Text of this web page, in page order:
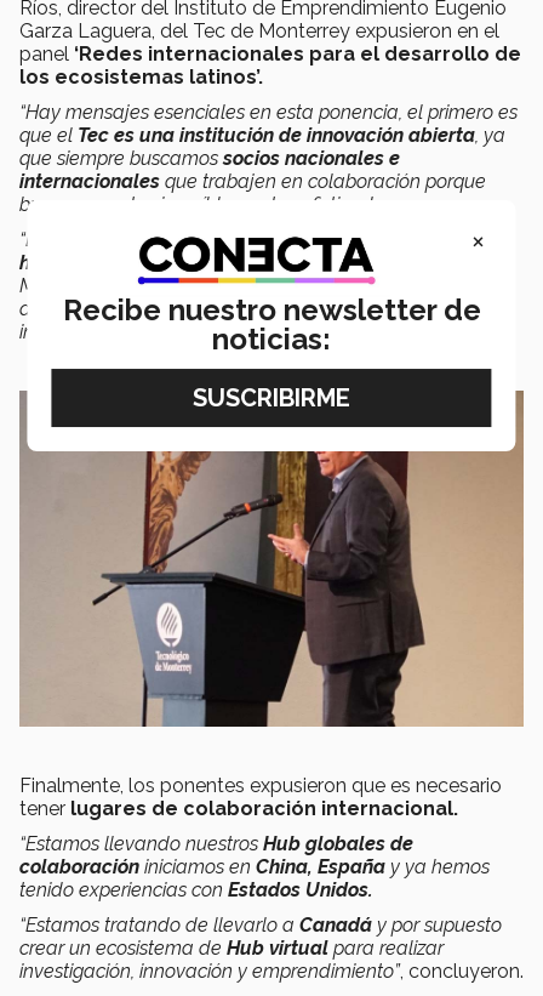
Ríos, director del Instituto de Emprendimiento Eugenio
Garza Laguera, del Tec de Monterrey expusieron en el
panel ‘Redes internacionales para el desarrollo de
los ecosistemas latinos’.
“Hay mensajes esenciales en esta ponencia, el primero es
que el Tec es una institución de innovación abierta , ya
que siempre buscamossocios nacionales e
internacionales que trabajen en colaboración porque
buscamos retos increíblemente sofisticados.
“El segundo es que estamosbuscando una estrategia
hacia retos
, los cuales son un modelo del Tec de
Monterrey tanto en el aprendizaje con elModelo Tec21
desde el punto de investigación, emprendimiento e
innovación con un modelo pull”,puntualizó Arturo.
Finalmente, los ponentes expusieron que es necesario
tener lugares de colaboración internacional.
“Estamos llevando nuestros Hub globales de
colaboración iniciamos en China, España y ya hemos
tenido experiencias con Estados Unidos.
“Estamos tratando de llevarlo a Canadá y por supuesto
crear un ecosistema de Hub virtual para realizar
investigación, innovación y emprendimiento”, concluyeron.
×
Recibe nuestro newsletter de
noticias: